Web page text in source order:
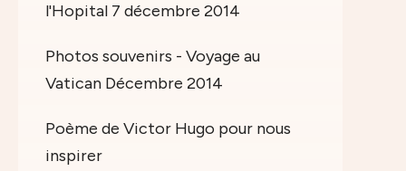
l'Hopital 7 décembre 2014
Photos souvenirs - Voyage au
Vatican Décembre 2014
Poème de Victor Hugo pour nous
inspirer